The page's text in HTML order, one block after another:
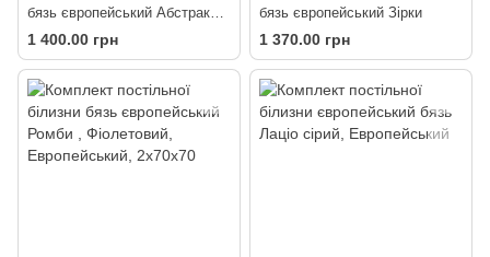
бязь європейський Абстракція
(наволочки 50х70)
1 400.00 грн
бязь європейський Зірки
1 370.00 грн